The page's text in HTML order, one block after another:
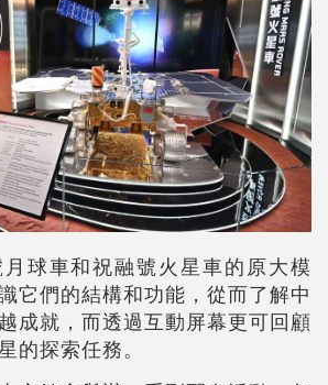
球車和祝融號火星車的原大模
它們的結構和功能，從而了解中
成就，而透過互動屏幕更可回顧
的探索任務。